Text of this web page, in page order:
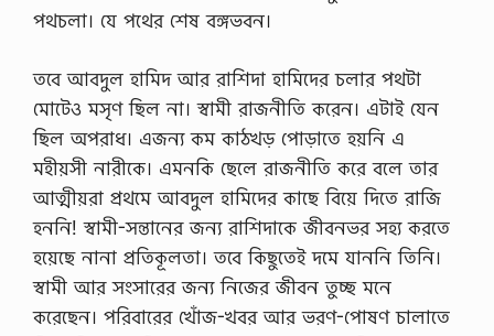
পথচলা। যে পথের শেষ বঙ্গভবন।
তবে আবদুল হামিদ আর রাশিদা হামিদের চলার পথটা
মোটেও মসৃণ ছিল না। স্বামী রাজনীতি করেন। এটাই যেন
ছিল অপরাধ। এজন্য কম কাঠখড় পোড়াতে হয়নি এ
মহীয়সী নারীকে। এমনকি ছেলে রাজনীতি করে বলে তার
আত্মীয়রা প্রথমে আবদুল হামিদের কাছে বিয়ে দিতে রাজি
হননি! স্বামী-সন্তানের জন্য রাশিদাকে জীবনভর সহ্য করতে
হয়েছে নানা প্রতিকূলতা। তবে কিছুতেই দমে যাননি তিনি।
স্বামী আর সংসারের জন্য নিজের জীবন তুচ্ছ মনে
করেছেন। পরিবারের খোঁজ-খবর আর ভরণ-পোষণ চালাতে